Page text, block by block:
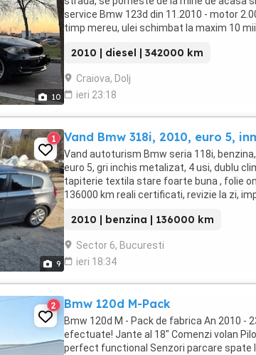
10
service Bmw 123d din 11.2010 - motor
timp mereu, ulei schimbat la maxim 10
2010 | diesel | 342000 km
Craiova, Dolj
ieri 23:18
9
1 Vand Bmw 318i, 2010, euro 5,
Vand autoturism Bmw seria 118i,
euro 5, gri inchis metalizat, 4 usi, dublu
tapiterie textila stare foarte buna , folie
136000 km reali certificati, revizie la zi,
2010 | benzina | 136000 km
Sector 6, Bucuresti
ieri 18:34
2 Bmw 120d M-Pack
Bmw 120d M - Pack de fabrica An 2010 -
efectuate! Jante al 18" Comenzi volan
perfect functional Senzori parcare spate